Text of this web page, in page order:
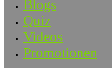
Blogs
Quiz
Videos
Promotionen